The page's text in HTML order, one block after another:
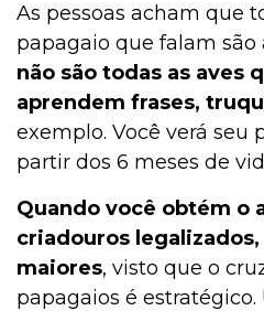
As pessoas acham que
papagaio que falam são
não são todas as aves
aprendem frases,
exemplo. Você verá seu
partir dos 6 meses de
Quando você obtém o
criadouros legalizados,
maiores, visto que o
papagaios é